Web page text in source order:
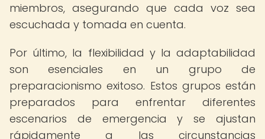
miembros, asegurando que cada voz sea
escuchada y tomada en cuenta.
Por último, la flexibilidad y la adaptabilidad
son esenciales en un grupo de
preparacionismo exitoso. Estos grupos están
preparados para enfrentar diferentes
escenarios de emergencia y se ajustan
rápidamente a las circunstancias